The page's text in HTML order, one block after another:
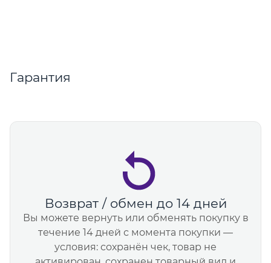
Гарантия
Возврат / обмен до 14 дней
Вы можете вернуть или обменять покупку в
течение 14 дней с момента покупки —
условия: сохранён чек, товар не